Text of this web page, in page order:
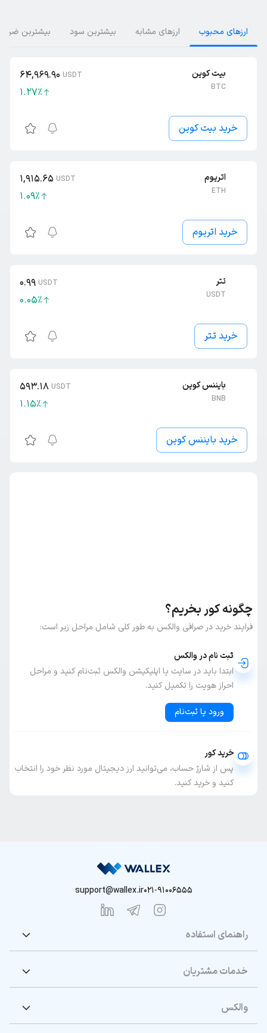
ارز‌های محبوب ارز‌های مشابه بیشترین سود بیشترین ضرر
بیت کوین
BTC
64,969.90 USDT
٪1.27
خرید بیت کوین
اتریوم
ETH
1,915.65 USDT
٪1.09
خرید اتریوم
تتر
USDT
0.99 USDT
٪0.05
خرید تتر
بایننس کوین
BNB
593.18 USDT
٪1.15
خرید بایننس کوین
چگونه کور بخریم؟
فرایند خرید در صرافی والکس به طور کلی شامل مراحل زیر است:
ثبت نام در والکس
ابتدا باید در سایت یا اپلیکیشن والکس ثبت‌نام کنید و مراحل
احراز هویت را تکمیل کنید.
ورود یا ثبت‌نام
خرید کور
پس از شارژ حساب، می‌توانید ارز دیجیتال مورد نظر خود را انتخاب
کنید و خرید کنید.
021-91006555
support@wallex.ir
راهنمای استفاده
خدمات مشتریان
والکس